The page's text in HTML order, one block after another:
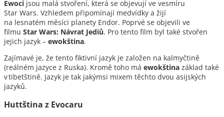
Ewoci jsou malá stvoření, která se objevují ve vesmíru
Star Wars. Vzhledem připomínají medvídky a žijí
na lesnatém měsíci planety Endor. Poprvé se objevili ve
filmu Star Wars: Návrat Jediů. Pro tento film byl také stvořen
jejich jazyk – ewokština.
Zajímavé je, že tento fiktivní jazyk je založen na kalmyčtině
(reálném jazyce z Ruska). Kromě toho má ewokština základ také
v tibetštině. Jazyk je tak jakýmsi mixem těchto dvou asijských
jazyků.
Huttština z Evocaru